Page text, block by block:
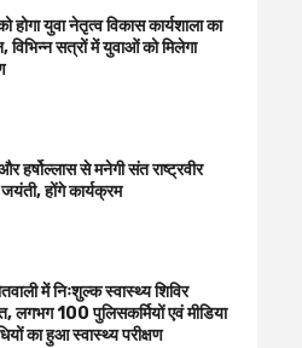
होगा युवा नेतृत्व विकास कार्यशाला का
सत्रों में युवाओं को मिलेगा
हर्षोल्लास से मनेगी संत राष्ट्रवीर
जयंती, होंगे कार्यक्रम
में निःशुल्क स्वास्थ्य शिविर
लगभग 100 पुलिसकर्मियों एवं मीडिया
का हुआ स्वास्थ्य परीक्षण